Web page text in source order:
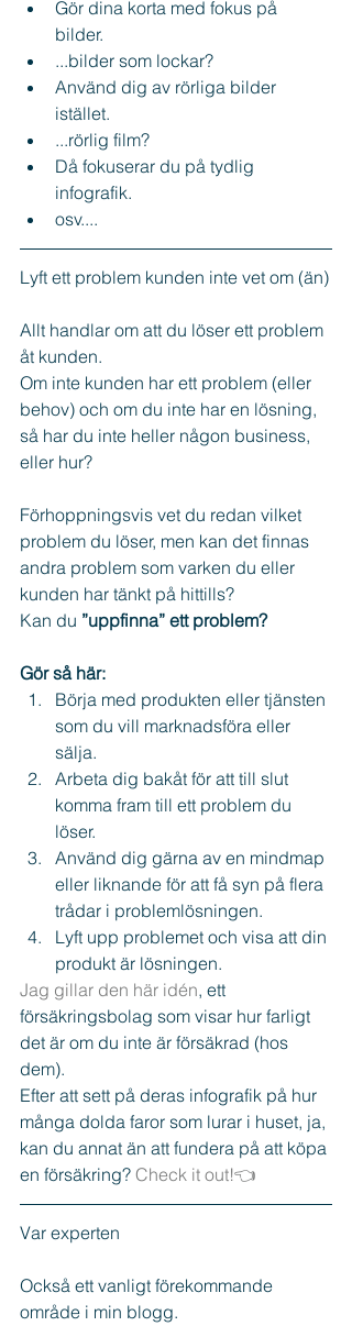
Gör dina korta med fokus på
bilder.
...bilder som lockar?
Använd dig av rörliga bilder
istället.
...rörlig film?
Då fokuserar du på tydlig
infografik.
osv....
Lyft ett problem kunden inte vet om (än)
Allt handlar om att du löser ett problem
åt kunden.
Om inte kunden har ett problem (eller
behov) och om du inte har en lösning,
så har du inte heller någon business,
eller hur?
Förhoppningsvis vet du redan vilket
problem du löser, men kan det finnas
andra problem som varken du eller
kunden har tänkt på hittills?
Kan du ”uppfinna” ett problem?
Gör så här:
Börja med produkten eller tjänsten
som du vill marknadsföra eller
sälja.
Arbeta dig bakåt för att till slut
komma fram till ett problem du
löser.
Använd dig gärna av en mindmap
eller liknande för att få syn på flera
trådar i problemlösningen.
Lyft upp problemet och visa att din
produkt är lösningen.
Jag gillar den här idén, ett
försäkringsbolag som visar hur farligt
det är om du inte är försäkrad (hos
dem).
Efter att sett på deras infografik på hur
många dolda faror som lurar i huset, ja,
kan du annat än att fundera på att köpa
en försäkring? Check it out!👈
Var experten
Också ett vanligt förekommande
område i min blogg.